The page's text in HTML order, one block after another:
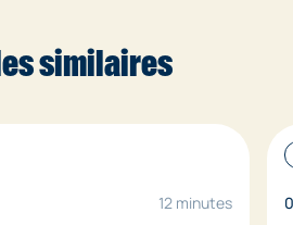
similaires
12 minutes